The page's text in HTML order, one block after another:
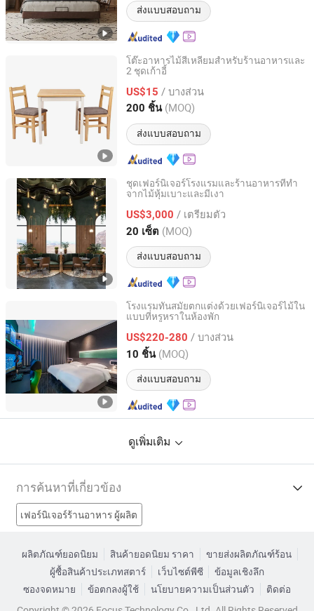
ส่งแบบสอบถาม
โต๊ะอาหารไม้สี่เหลี่ยมสำหรับร้านอาหารและ
2 ชุดเก้าอี้
US$15 / บางส่วน
200 ชิ้น (MOQ)
ส่งแบบสอบถาม
Qingdao Welhome Co., Ltd.
Shandong, China อัตราจาก 2014
ชุดเฟอร์นิเจอร์โรงแรมและร้านอาหารที่ทำ
จากไม้หุ้มเบาะและมีเงา
US$3,000 / เตรียมตัว
20 เซ็ต (MOQ)
ส่งแบบสอบถาม
GUANGDONG OPTIMA HOME GROUP CO., LTD
Guangdong, China อัตราจาก 2020
โรงแรมทันสมัยตกแต่งด้วยเฟอร์นิเจอร์ไม้ใน
แบบที่หรูหราในห้องพัก
US$220-280 / บางส่วน
10 ชิ้น (MOQ)
ส่งแบบสอบถาม
Shanghai Miaolian Industry Co., Ltd.
Shanghai, China อัตราจาก 2023
ดูเพิ่มเติม
การค้นหาที่เกี่ยวข้อง
เฟอร์นิเจอร์ร้านอาหาร ผู้ผลิต
เฟอร์นิเจอร์ไม้ไม้ ผู้ผลิต ชุดเฟอร์นิเจอร์กลางแจ้งโรงงาน
ผลิตภัณฑ์ยอดนิยม สินค้ายอดนิยม ราคา
ขายส่งผลิตภัณฑ์ร้อน
ผู้ซื้อสินค้าประเภทสตาร์
เว็บไซต์พีซี
ข้อมูลเชิงลึก
ซองจดหมาย
ข้อตกลงผู้ใช้ นโยบายความเป็นส่วนตัว
ติดต่อ